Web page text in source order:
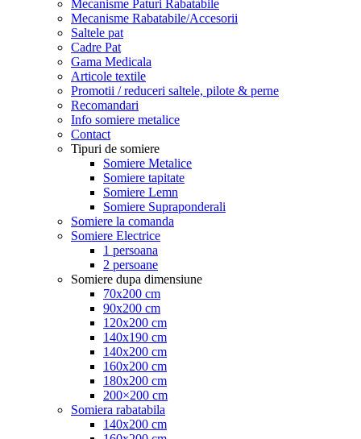
Mecanisme Paturi Rabatabile
Mecanisme Rabatabile/Accesorii
Saltele pat
Cadre Pat
Gama Medicala
Articole textile
Promotii / reduceri saltele, pilote & perne
Recomandari
Info somiere metalice
Contact
Tipuri de somiere
Somiere Metalice
Somiere tapitate
Somiere Lemn
Somiere Supraponderali
Somiere la comanda
Somiere Electrice
1 persoana
2 persoane
Somiere dupa dimensiune
70x200 cm
90x200 cm
120x200 cm
140x190 cm
140x200 cm
160x200 cm
180x200 cm
200×200 cm
Somiera rabatabila
140x200 cm